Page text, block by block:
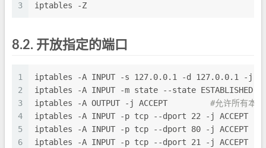
3
iptables -Z
8.2. 开放指定的端口
1
2
3
4
5
6
iptables -A INPUT -s 127.0.0.1 -d
iptables -A INPUT -m state --state
iptables -A OUTPUT -j ACCEPT #允许所有本
iptables -A INPUT -p tcp --dport 22 -j
iptables -A INPUT -p tcp --dport 80 -j
iptables -A INPUT -p tcp --dport 21 -j